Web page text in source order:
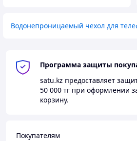
Водонепроницаемый чехол для
Программа защиты
satu.kz предоставляет
50 000 тг при оформлении
корзину.
Покупателям